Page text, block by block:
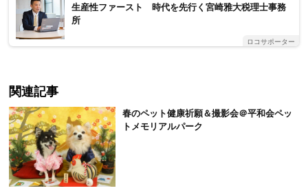
生産性ファースト 時代を先行く宮崎雅大税理士事務
所
ロコサポーター
関連記事
春のペット健康祈願＆撮影会＠平和会ペッ
トメモリアルパーク